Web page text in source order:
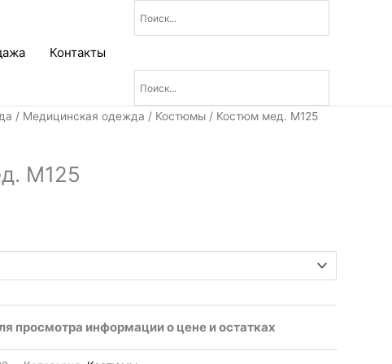
Контакты
/ Медицинская одежда / Костюмы / Костюм мед. М125
М125
просмотра информации о цене и остатках